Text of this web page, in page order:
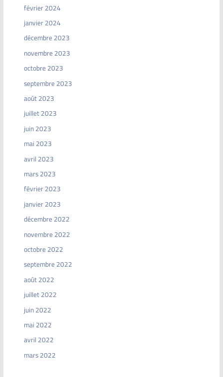
février 2024
janvier 2024
décembre 2023
novembre 2023
octobre 2023
septembre 2023
août 2023
juillet 2023
juin 2023
mai 2023
avril 2023
mars 2023
février 2023
janvier 2023
décembre 2022
novembre 2022
octobre 2022
septembre 2022
août 2022
juillet 2022
juin 2022
mai 2022
avril 2022
mars 2022